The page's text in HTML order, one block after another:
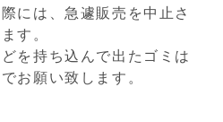
には、急遽販売を中止さ
す。
を持ち込んで出たゴミは
お願い致します。